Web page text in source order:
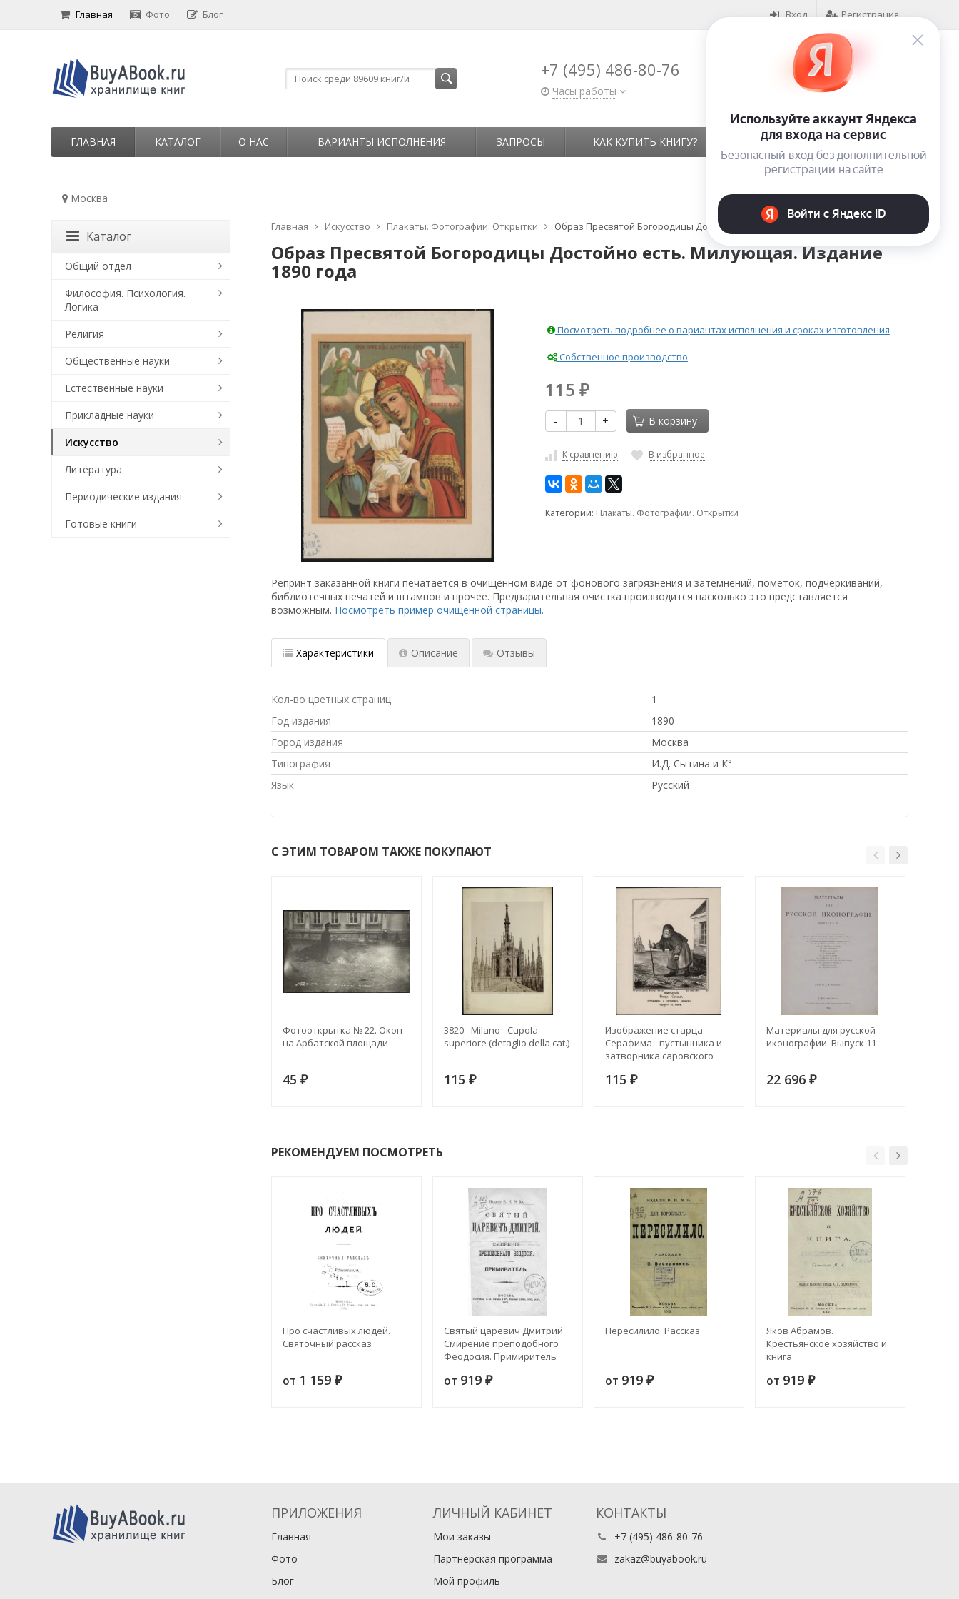
Вход Регистрация
Главная Фото Блог
+7 (495) 486-80-76
Часы работы
Корзина ( 0)
на сумму0₽
ГЛАВНАЯ КАТАЛОГ О НАС ВАРИАНТЫ ИСПОЛНЕНИЯ ЗАПРОСЫ КАК КУПИТЬ КНИГУ? КОНТАКТЫ ОТЗЫВЫ
Москва
Главная Искусство Плакаты. Фотографии. Открытки Образ Пресвятой Богородицы Достойно есть. Милующая. Издание 1890 года
Образ Пресвятой Богородицы Достойно есть. Милующая. Издание
1890 года
Посмотреть подробнее о вариантах исполнения и сроках изготовления
Собственное производство
115 ₽
- + В корзину
К сравнению В избранное
Категории: Плакаты. Фотографии. Открытки
Репринт заказанной книги печатается в очищенном виде от фонового загрязнения и затемнений, пометок, подчеркиваний,
библиотечных печатей и штампов и прочее. Предварительная очистка производится насколько это представляется
возможным. Посмотреть пример очищенной страницы.
Характеристики Описание Отзывы
Кол-во цветных страниц
1
Год издания
1890
Город издания
Москва
Типография
И.Д. Сытина и К°
Язык
Русский
С ЭТИМ ТОВАРОМ ТАКЖЕ ПОКУПАЮТ
Фотооткрытка № 22. Окоп
на Арбатской площади
45 ₽
3820 - Milano - Cupola
superiore (detaglio della cat.)
115 ₽
Изображение старца
Серафима - пустынника и
затворника саровского
115 ₽
Материалы для русской
иконографии. Выпуск 11
22 696 ₽
РЕКОМЕНДУЕМ ПОСМОТРЕТЬ
Про счастливых людей.
Святочный рассказ
от 1 159 ₽
Святый царевич Дмитрий.
Смирение преподобного
Феодосия. Примиритель
от 919 ₽
Пересилило. Рассказ
от 919 ₽
Яков Абрамов.
Крестьянское хозяйство и
книга
от 919 ₽
Каталог
Общий отдел
Философия. Психология.
Логика
Религия
Общественные науки
Естественные науки
Прикладные науки
Искусство
Литература
Периодические издания
Готовые книги
ПРИЛОЖЕНИЯ
Главная
Фото
Блог
ЛИЧНЫЙ КАБИНЕТ
Мои заказы
Партнерская программа
Мой профиль
КОНТАКТЫ
+7 (495) 486-80-76
zakaz@buyabook.ru